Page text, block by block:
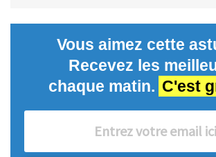
Vous aimez cette
Recevez les
chaque matin. C'est